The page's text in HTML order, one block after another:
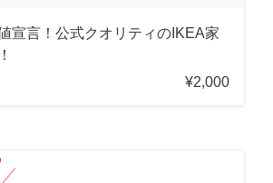
宣言！公式クオリティのIKEA家
¥2,000